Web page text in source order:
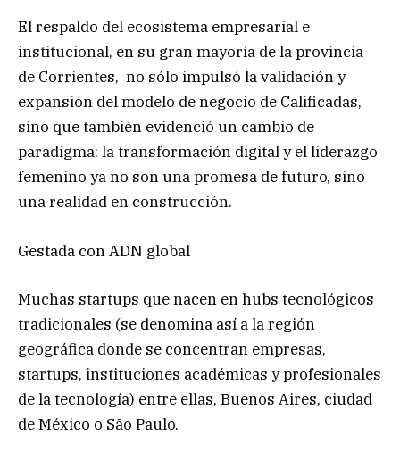
El respaldo del ecosistema empresarial e
institucional, en su gran mayoría de la provincia
de Corrientes, no sólo impulsó la validación y
expansión del modelo de negocio de Calificadas,
sino que también evidenció un cambio de
paradigma: la transformación digital y el liderazgo
femenino ya no son una promesa de futuro, sino
una realidad en construcción.
Gestada con ADN global
Muchas startups que nacen en hubs tecnológicos
tradicionales (se denomina así a la región
geográfica donde se concentran empresas,
startups, instituciones académicas y profesionales
de la tecnología) entre ellas, Buenos Aires, ciudad
de México o São Paulo.